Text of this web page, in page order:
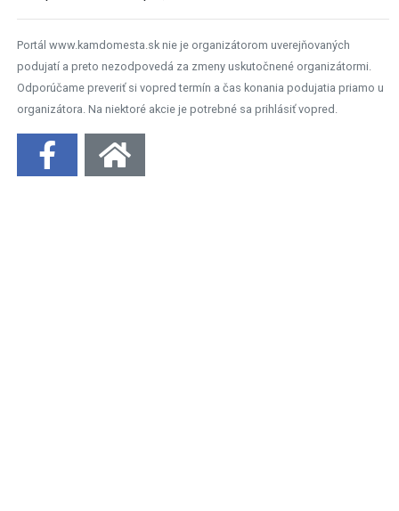
Portál www.kamdomesta.sk nie je organizátorom uverejňovaných
podujatí a preto nezodpovedá za zmeny uskutočnené organizátormi.
Odporúčame preveriť si vopred termín a čas konania podujatia priamo u
organizátora. Na niektoré akcie je potrebné sa prihlásiť vopred.